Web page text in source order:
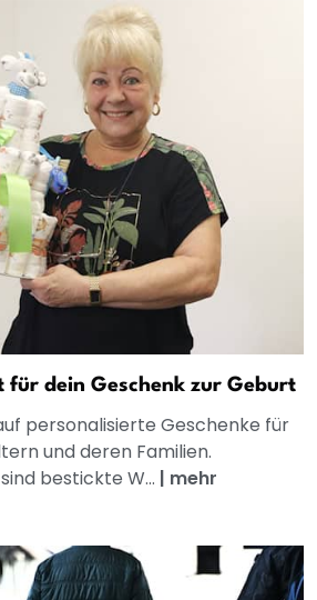
für dein Geschenk zur Geburt
personalisierte Geschenke für
und deren Familien.
bestickte W... | mehr